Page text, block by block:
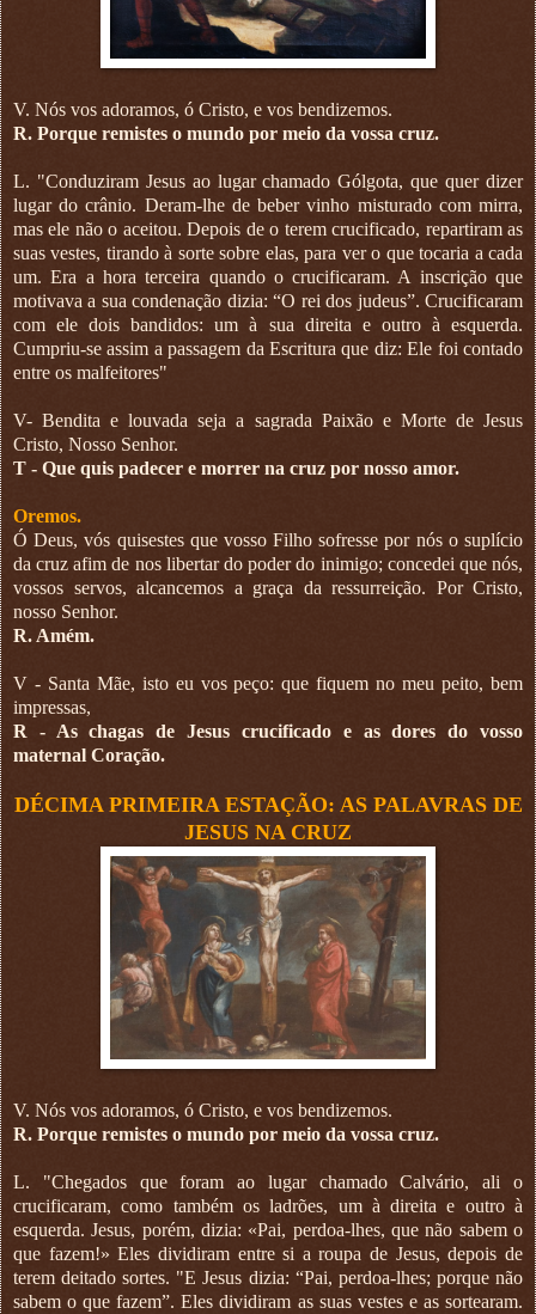
V. Nós vos adoramos, ó Cristo, e vos bendizemos.
R. Porque remistes o mundo por meio da vossa cruz.
L. "Conduziram Jesus ao lugar chamado Gólgota, que quer dizer
lugar do crânio. Deram-lhe de beber vinho misturado com mirra,
mas ele não o aceitou. Depois de o terem crucificado, repartiram as
suas vestes, tirando à sorte sobre elas, para ver o que tocaria a cada
um. Era a hora terceira quando o crucificaram. A inscrição que
motivava a sua condenação dizia: “O rei dos judeus”. Crucificaram
com ele dois bandidos: um à sua direita e outro à esquerda.
Cumpriu-se assim a passagem da Escritura que diz: Ele foi contado
entre os malfeitores"
V- Bendita e louvada seja a sagrada Paixão e Morte de Jesus
Cristo, Nosso Senhor.
T - Que quis padecer e morrer na cruz por nosso amor.
Oremos.
Ó Deus, vós quisestes que vosso Filho sofresse por nós o suplício
da cruz afim de nos libertar do poder do inimigo; concedei que nós,
vossos servos, alcancemos a graça da ressurreição. Por Cristo,
nosso Senhor.
R. Amém.
V - Santa Mãe, isto eu vos peço: que fiquem no meu peito, bem
impressas,
R - As chagas de Jesus crucificado e as dores do vosso
maternal Coração.
DÉCIMA PRIMEIRA ESTAÇÃO: AS PALAVRAS DE
JESUS NA CRUZ
V. Nós vos adoramos, ó Cristo, e vos bendizemos.
R. Porque remistes o mundo por meio da vossa cruz.
L. "Chegados que foram ao lugar chamado Calvário, ali o
crucificaram, como também os ladrões, um à direita e outro à
esquerda. Jesus, porém, dizia: «Pai, perdoa-lhes, que não sabem o
que fazem!» Eles dividiram entre si a roupa de Jesus, depois de
terem deitado sortes. "E Jesus dizia: “Pai, perdoa-lhes; porque não
sabem o que fazem”. Eles dividiram as suas vestes e as sortearam.